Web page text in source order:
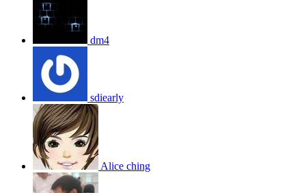
dm4
sdiearly
Alice ching